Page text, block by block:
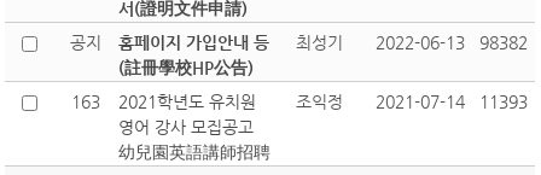
서(證明文件申請)
공지
홈페이지 가입안내 등
(註冊學校HP公告)
최성기 2022-06-13 98382
163
2021학년도 유치원
영어 강사 모집공고
幼兒園英語講師招聘
조익정 2021-07-14 11393